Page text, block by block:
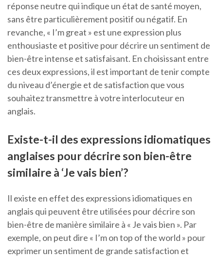
réponse neutre qui indique un état de santé moyen,
sans être particulièrement positif ou négatif. En
revanche, « I’m great » est une expression plus
enthousiaste et positive pour décrire un sentiment de
bien-être intense et satisfaisant. En choisissant entre
ces deux expressions, il est important de tenir compte
du niveau d’énergie et de satisfaction que vous
souhaitez transmettre à votre interlocuteur en
anglais.
Existe-t-il des expressions idiomatiques
anglaises pour décrire son bien-être
similaire à ‘Je vais bien’?
Il existe en effet des expressions idiomatiques en
anglais qui peuvent être utilisées pour décrire son
bien-être de manière similaire à « Je vais bien ». Par
exemple, on peut dire « I’m on top of the world » pour
exprimer un sentiment de grande satisfaction et